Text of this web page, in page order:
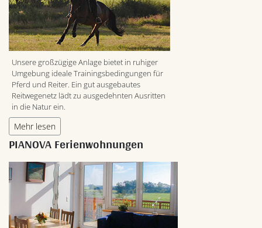
Unsere großzügige Anlage bietet in ruhiger
Umgebung ideale Trainingsbedingungen für
Pferd und Reiter. Ein gut ausgebautes
Reitwegenetz lädt zu ausgedehnten Ausritten
in die Natur ein.
Mehr lesen
PIANOVA Ferienwohnungen